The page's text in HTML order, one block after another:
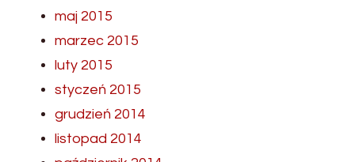
maj 2015
marzec 2015
luty 2015
styczeń 2015
grudzień 2014
listopad 2014